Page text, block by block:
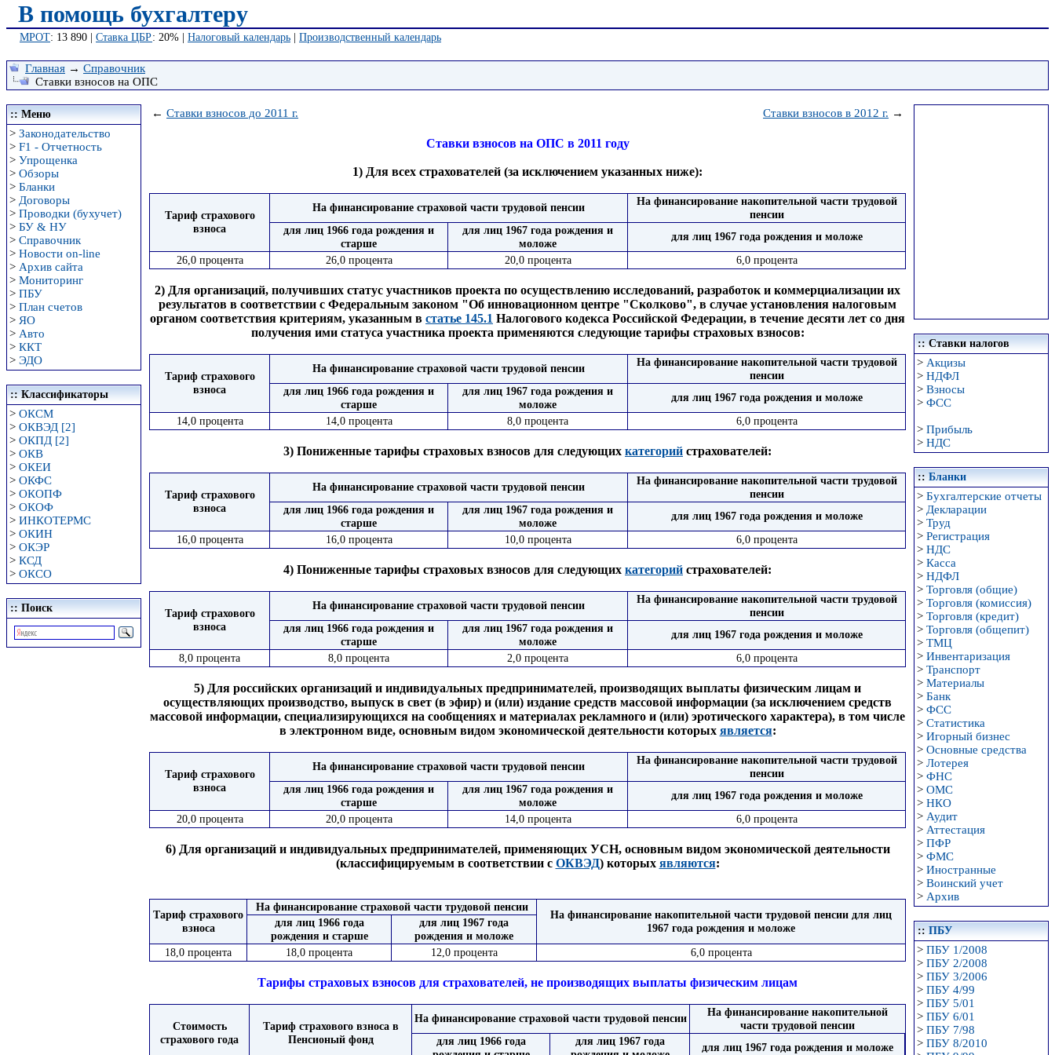
В помощь бухгалтеру
МРОТ: 13 890 | Ставка ЦБР: 20% | Налоговый календарь Производственный календарь
Главная → Справочник
Ставки взносов на ОПС
:: Меню
> Законодательство
> F1 - Отчетность
> Упрощенка
> Обзоры
> Бланки
> Договоры
> Проводки (бухучет)
> БУ & НУ
> Справочник
> Новости on-line
> Архив сайта
> Мониторинг
> ПБУ
> План счетов
> ЯО
> Авто
> ККТ
> ЭДО
:: Классификаторы
> ОКСМ
> ОКВЭД [2]
> ОКПД [2]
> ОКВ
> ОКЕИ
> ОКФС
> ОКОПФ
> ОКОФ
> ИНКОТЕРМС
> ОКИН
> ОКЭР
> КСД
> ОКСО
:: Поиск
← Ставки взносов до 2011 г. Ставки взносов в 2012 г. →
Ставки взносов на ОПС в 2011 году
1) Для всех страхователей (за исключением указанных ниже):
Тариф страхового
взноса
На финансирование страховой части трудовой пенсии
На финансирование накопительной части трудовой
пенсии
для лиц 1966 года рождения и
старше
для лиц 1967 года рождения и
моложе
для лиц 1967 года рождения и моложе
26,0 процента
26,0 процента 20,0 процента 6,0 процента
2) Для организаций, получивших статус участников проекта по осуществлению исследований, разработок и коммерциализации их
результатов в соответствии с Федеральным законом "Об инновационном центре "Сколково", в случае установления налоговым
органом соответствия критериям, указанным в статье 145.1 Налогового кодекса Российской Федерации, в течение десяти лет со дня
получения ими статуса участника проекта применяются следующие тарифы страховых взносов:
Тариф страхового
взноса
На финансирование страховой части трудовой пенсии
На финансирование накопительной части трудовой
пенсии
для лиц 1966 года рождения и
старше
для лиц 1967 года рождения и
моложе
для лиц 1967 года рождения и моложе
14,0 процента
14,0 процента 8,0 процента 6,0 процента
3) Пониженные тарифы страховых взносов для следующих категорий страхователей:
Тариф страхового
взноса
На финансирование страховой части трудовой пенсии
На финансирование накопительной части трудовой
пенсии
для лиц 1966 года рождения и
старше
для лиц 1967 года рождения и
моложе
для лиц 1967 года рождения и моложе
16,0 процента
16,0 процента 10,0 процента 6,0 процента
4) Пониженные тарифы страховых взносов для следующих категорий страхователей:
Тариф страхового
взноса
На финансирование страховой части трудовой пенсии
На финансирование накопительной части трудовой
пенсии
для лиц 1966 года рождения и
старше
для лиц 1967 года рождения и
моложе
для лиц 1967 года рождения и моложе
8,0 процента
8,0 процента 2,0 процента 6,0 процента
5) Для российских организаций и индивидуальных предпринимателей, производящих выплаты физическим лицам и
осуществляющих производство, выпуск в свет (в эфир) и (или) издание средств массовой информации (за исключением средств
массовой информации, специализирующихся на сообщениях и материалах рекламного и (или) эротического характера), в том числе
в электронном виде, основным видом экономической деятельности которых является:
Тариф страхового
взноса
На финансирование страховой части трудовой пенсии
На финансирование накопительной части трудовой
пенсии
для лиц 1966 года рождения и
старше
для лиц 1967 года рождения и
моложе
для лиц 1967 года рождения и моложе
20,0 процента
20,0 процента 14,0 процента 6,0 процента
6) Для организаций и индивидуальных предпринимателей, применяющих УСН, основным видом экономической деятельности
(классифицируемым в соответствии с ОКВЭД) которых являются:
Тариф страхового
взноса
На финансирование страховой части трудовой пенсии
На финансирование накопительной части трудовой пенсии для лиц
1967 года рождения и моложе
для лиц 1966 года
рождения и старше
для лиц 1967 года
рождения и моложе
18,0 процента
18,0 процента 12,0 процента 6,0 процента
Тарифы страховых взносов для страхователей, не производящих выплаты физическим лицам
Стоимость
страхового года
Тариф страхового взноса в
Пенсионый фонд
На финансирование страховой части трудовой пенсии
На финансирование накопительной
части трудовой пенсии
для лиц 1966 года
для лиц 1967 года
для лиц 1967 года рождения и моложе
:: Ставки налогов
> Акцизы
> НДФЛ
> Взносы
> ФСС
> Прибыль
> НДС
::Бланки
> Бухгалтерские отчеты
> Декларации
> Труд
> Регистрация
> НДС
> Касса
> НДФЛ
> Торговля (общие)
> Торговля (комиссия)
> Торговля (кредит)
> Торговля (общепит)
> ТМЦ
> Инвентаризация
> Транспорт
> Материалы
> Банк
> ФСС
> Статистика
> Игорный бизнес
> Основные средства
> Лотерея
> ФНС
> ОМС
> НКО
> Аудит
> Аттестация
> ПФР
> ФМС
> Иностранные
> Воинский учет
> Архив
::ПБУ
> ПБУ 1/2008
> ПБУ 2/2008
> ПБУ 3/2006
> ПБУ 4/99
> ПБУ 5/01
> ПБУ 6/01
> ПБУ 7/98
> ПБУ 8/2010